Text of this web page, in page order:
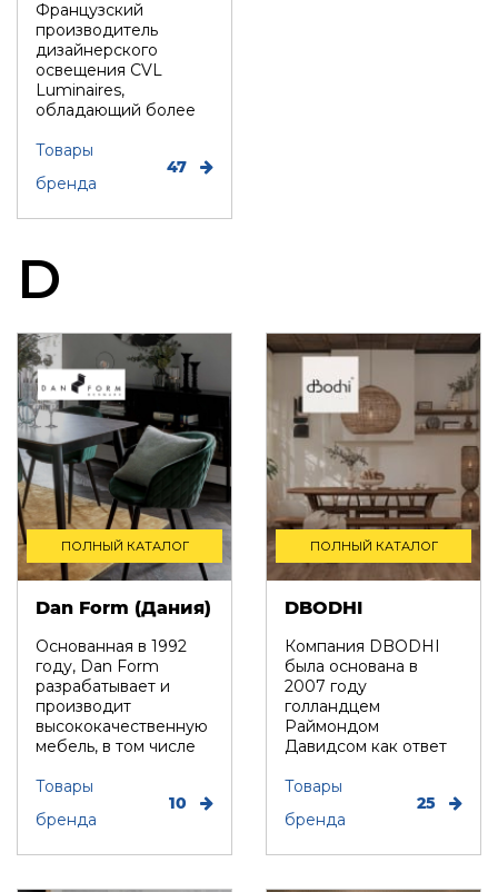
Французский
производитель
дизайнерского
освещения CVL
Luminaires,
обладающий более
опытом разработки
Товары
бренда
47
D
ПОЛНЫЙ КАТАЛОГ
Dan Form (Дания)
Основанная в 1992
году, Dan Form
разрабатывает и
производит
высококачественную
мебель, в том числе
в...
Товары
бренда
10
ПОЛНЫЙ КАТАЛОГ
DBODHI
Компания DBODHI
была основана в
2007 году
голландцем
Раймондом
Давидсом как ответ
распространенную в
Товары
бренда
25